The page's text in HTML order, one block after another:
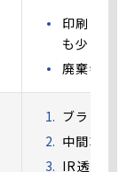
印刷・乾
も少ない
廃棄物の発
ブラック
中間乾燥
IR透過イ